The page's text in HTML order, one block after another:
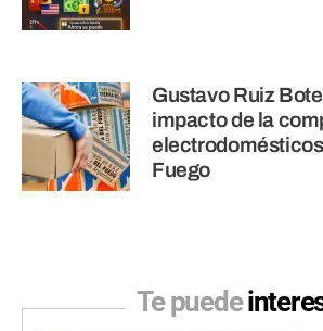
Gustavo Ruiz
impacto de la
Fuego
Te puede